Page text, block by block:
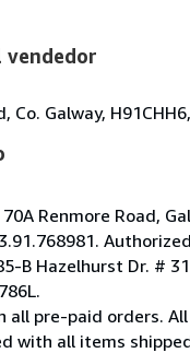
vendedor
Co. Galway,
Renmore Road,
B Hazelhurst Dr. #
pre-paid orders.
with all items